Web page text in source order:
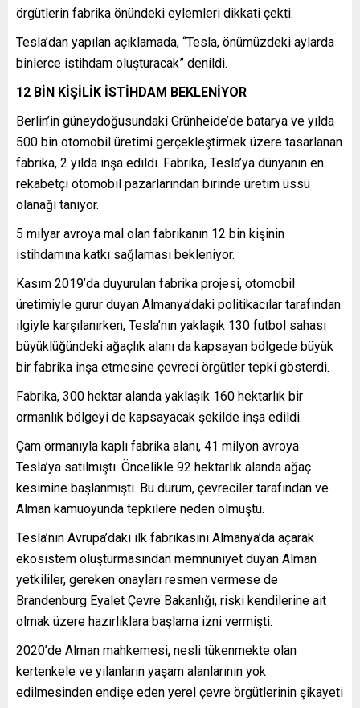
örgütlerin fabrika önündeki eylemleri dikkati çekti.
Tesla’dan yapılan açıklamada, “Tesla, önümüzdeki aylarda
binlerce istihdam oluşturacak” denildi.
12 BİN KİŞİLİK İSTİHDAM BEKLENİYOR
Berlin’in güneydoğusundaki Grünheide’de batarya ve yılda
500 bin otomobil üretimi gerçekleştirmek üzere tasarlanan
fabrika, 2 yılda inşa edildi. Fabrika, Tesla’ya dünyanın en
rekabetçi otomobil pazarlarından birinde üretim üssü
olanağı tanıyor.
5 milyar avroya mal olan fabrikanın 12 bin kişinin
istihdamına katkı sağlaması bekleniyor.
Kasım 2019’da duyurulan fabrika projesi, otomobil
üretimiyle gurur duyan Almanya’daki politikacılar tarafından
ilgiyle karşılanırken, Tesla’nın yaklaşık 130 futbol sahası
büyüklüğündeki ağaçlık alanı da kapsayan bölgede büyük
bir fabrika inşa etmesine çevreci örgütler tepki gösterdi.
Fabrika, 300 hektar alanda yaklaşık 160 hektarlık bir
ormanlık bölgeyi de kapsayacak şekilde inşa edildi.
Çam ormanıyla kaplı fabrika alanı, 41 milyon avroya
Tesla’ya satılmıştı. Öncelikle 92 hektarlık alanda ağaç
kesimine başlanmıştı. Bu durum, çevreciler tarafından ve
Alman kamuoyunda tepkilere neden olmuştu.
Tesla’nın Avrupa’daki ilk fabrikasını Almanya’da açarak
ekosistem oluşturmasından memnuniyet duyan Alman
yetkililer, gereken onayları resmen vermese de
Brandenburg Eyalet Çevre Bakanlığı, riski kendilerine ait
olmak üzere hazırlıklara başlama izni vermişti.
2020’de Alman mahkemesi, nesli tükenmekte olan
kertenkele ve yılanların yaşam alanlarının yok
edilmesinden endişe eden yerel çevre örgütlerinin şikayeti